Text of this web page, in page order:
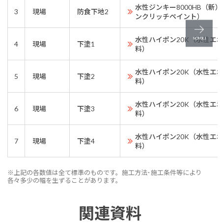
3 現場 防食下地2
水性ジンキー8000HB（新
ンクリッチペイント）
4 現場 下塗1
水性ハイポン20K（水性エ
料）
5 現場 下塗2
水性ハイポン20K（水性エ
料）
6 現場 下塗3
水性ハイポン20K（水性エ
料）
7 現場 下塗4
水性ハイポン20K（水性エ
料）
※上記の各数値は全て標準のものです。施工方法･施工条件等により
各々多少の幅を生ずることがあります。
関連資料